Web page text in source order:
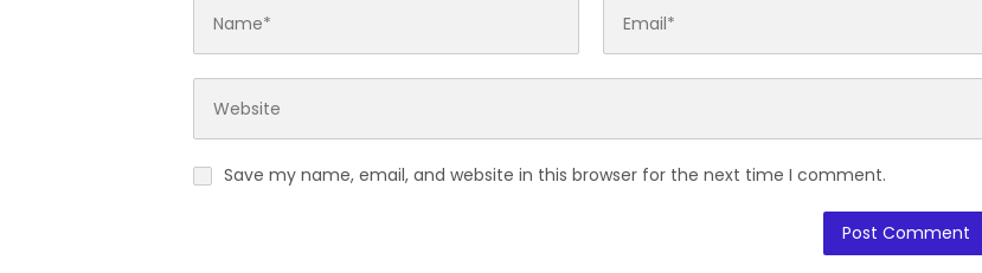
Save my name, email, and website in this browser for the next time I comment.